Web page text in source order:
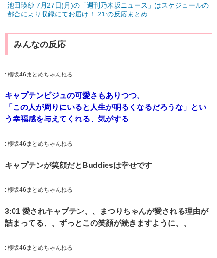
池田瑛紗 7月27日(月)の「週刊乃木坂ニュース」はスケジュールの
都合により収録にてお届け！ 21:の反応まとめ
みんなの反応
: 櫻坂46まとめちゃんねる
キャプテンビジュの可愛さもありつつ、
「この人が周りにいると人生が明るくなるだろうな」とい
う幸福感を与えてくれる、気がする
: 櫻坂46まとめちゃんねる
キャプテンが笑顔だとBuddiesは幸せです
: 櫻坂46まとめちゃんねる
3:01 愛されキャプテン、、まつりちゃんが愛される理由が
詰まってる、、ずっとこの笑顔が続きますように、、
: 櫻坂46まとめちゃんねる